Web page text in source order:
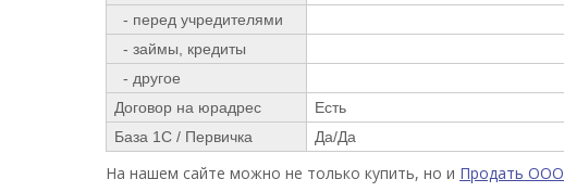
- перед учредителями
- займы, кредиты
- другое
Договор на юрадрес
Есть
База 1С / Первичка
Да/Да
На нашем сайте можно не только купить, но и Продать ООО